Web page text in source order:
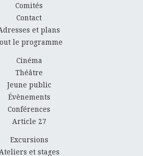
Comités
Contact
et plans
le programme
Cinéma
Théâtre
Jeune public
Évènements
Conférences
Article 27
Excursions
et stages